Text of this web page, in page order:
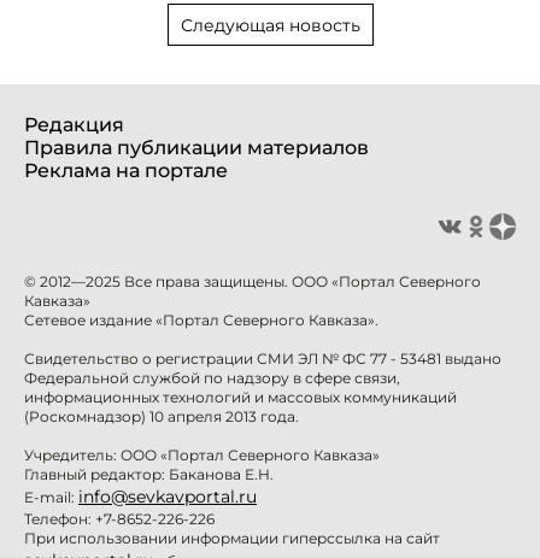
Следующая новость
Редакция
Правила публикации материалов
Реклама на портале
© 2012—2025 Все права защищены. ООО «Портал Северного
Кавказа»
Сетевое издание «Портал Северного Кавказа».
Свидетельство о регистрации СМИ ЭЛ № ФС 77 - 53481 выдано
Федеральной службой по надзору в сфере связи,
информационных технологий и массовых коммуникаций
(Роскомнадзор) 10 апреля 2013 года.
Учредитель: ООО «Портал Северного Кавказа»
Главный редактор: Баканова Е.Н.
E-mail: info@sevkavportal.ru
Телефон: +7-8652-226-226
При использовании информации гиперссылка на сайт